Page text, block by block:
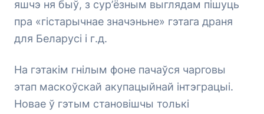
яшчэ ня быў, з сур’ёзным выглядам пішуць
пра «гістарычнае значэньне» гэтага драня
для Беларусі і г.д.
На гэтакім гнілым фоне пачаўся чарговы
этап маскоўскай акупацыйнай інтэграцыі.
Новае ў гэтым становішчы толькі